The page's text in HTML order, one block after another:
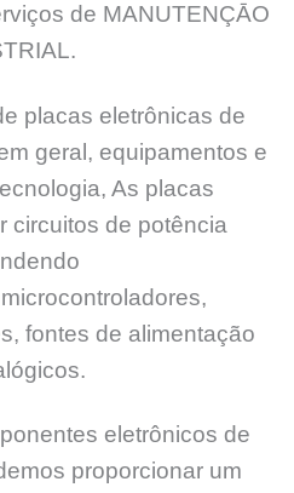
de MANUTENÇĀO
placas eletrônicas de
geral, equipamentos e
As placas
circuitos de potência
fontes de alimentação
eletrônicos de
proporcionar um